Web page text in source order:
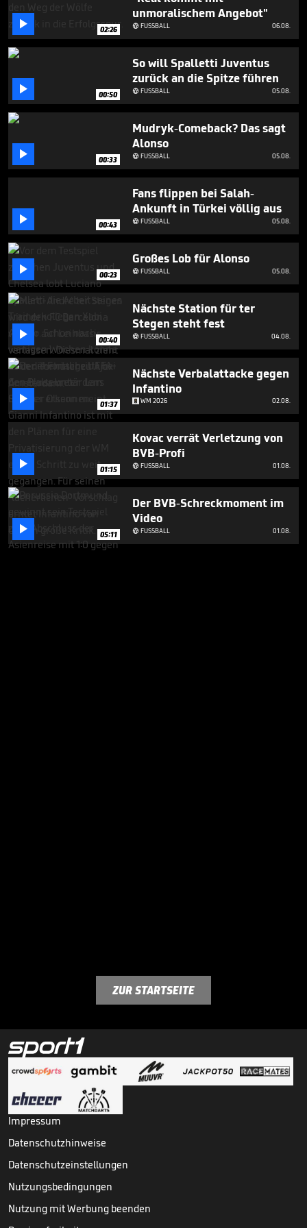
minute,
 02:26
unmoralischem Angebot"
FUSSBALL 06.08.
 00:50
So will Spalletti Juventus
zurück an die Spitze führen
FUSSBALL 05.08.
 00:33
Mudryk-Comeback? Das sagt
Alonso
FUSSBALL 05.08.
 00:43
Fans flippen bei Salah-
Ankunft in Türkei völlig aus
FUSSBALL 05.08.
 00:23
Großes Lob für Alonso
FUSSBALL 05.08.
 00:40
Nächste Station für ter
Stegen steht fest
FUSSBALL 04.08.
 01:37
Nächste Verbalattacke gegen
Infantino
WM 2026 02.08.
 01:15
Kovac verrät Verletzung von
BVB-Profi
FUSSBALL 01.08.
 05:11
Der BVB-Schreckmoment im
Video
FUSSBALL 01.08.
ZUR STARTSEITE
Impressum
Datenschutzhinweise
Datenschutzeinstellungen
Nutzungsbedingungen
Nutzung mit Werbung beenden